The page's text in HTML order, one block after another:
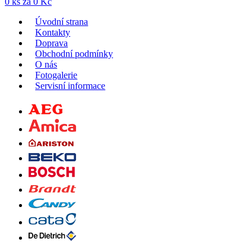
Úvodní strana
Kontakty
Doprava
Obchodní podmínky
O nás
Fotogalerie
Servisní informace